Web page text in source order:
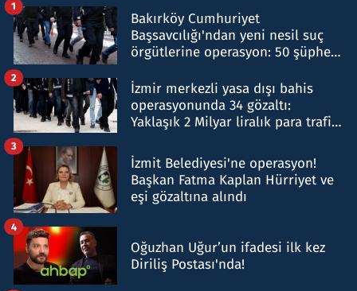
Bakırköy Cumhuriyet
Başsavcılığı'ndan yeni nesil suç
örgütlerine operasyon: 50 şüpheli
1
İzmir merkezli yasa dışı bahis
operasyonunda 34 gözaltı:
Yaklaşık 2 Milyar liralık para trafiği
2
İzmit Belediyesi'ne operasyon!
Başkan Fatma Kaplan Hürriyet ve
eşi gözaltına alındı
3
Oğuzhan Uğur’un ifadesi ilk kez
Diriliş Postası'nda!
4